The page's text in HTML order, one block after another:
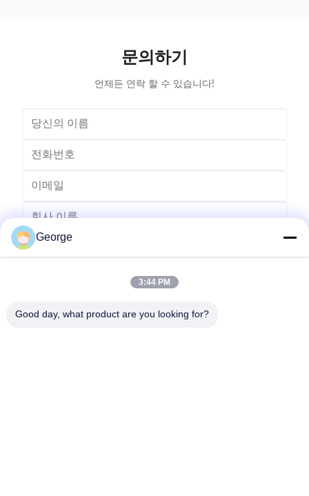
적인 구매 가치를 제공하는 호환 가능한 톤러 카트리
문의하기
언제든 연락 할 수 있습니다!
George
3:44 PM
Good day, what product are you looking for?